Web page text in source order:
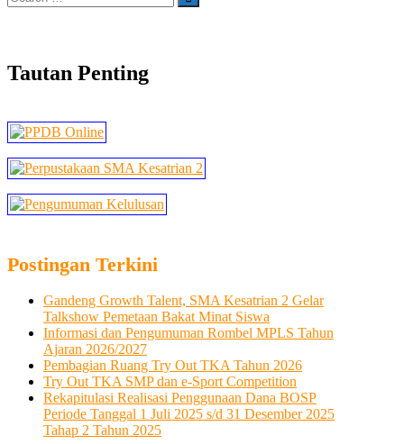
…
Tautan Penting
Postingan Terkini
Gandeng Growth Talent, SMA Kesatrian 2 Gelar
Talkshow Pemetaan Bakat Minat Siswa
Informasi dan Pengumuman Rombel MPLS Tahun
Ajaran 2026/2027
Pembagian Ruang Try Out TKA Tahun 2026
Try Out TKA SMP dan e-Sport Competition
Rekapitulasi Realisasi Penggunaan Dana BOSP
Periode Tanggal 1 Juli 2025 s/d 31 Desember 2025
Tahap 2 Tahun 2025